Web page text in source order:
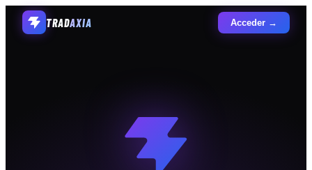
TRADAXIA Acceder →